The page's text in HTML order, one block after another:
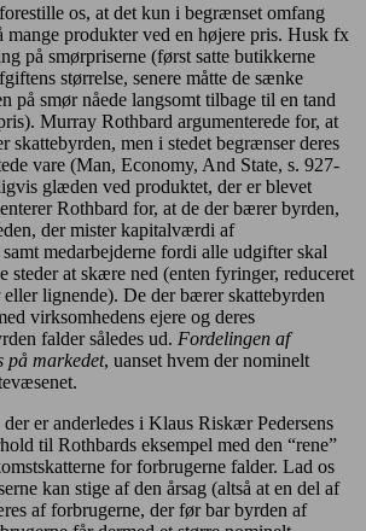
os, at det kun i begrænset omfang
mange produkter ved en højere pris. Husk fx
på smørpriserne (først satte butikkerne
størrelse, senere måtte de sænke
på smør nåede langsomt tilbage til en tand
Murray Rothbard argumenterede for, at
skattebyrden, men i stedet begrænser deres
vare (Man, Economy, And State, s. 927-
glæden ved produktet, der er blevet
Rothbard for, at de der bærer byrden,
der mister kapitalværdi af
medarbejderne fordi alle udgifter skal
steder at skære ned (enten fyringer, reduceret
lignende). De der bærer skattebyrden
virksomhedens ejere og deres
falder således ud. Fordelingen af
på markedet, uanset hvem der nominelt
er anderledes i Klaus Riskær Pedersens
til Rothbards eksempel med den “rene”
for forbrugerne falder. Lad os
kan stige af den årsag (altså at en del af
af forbrugerne, der før bar byrden af